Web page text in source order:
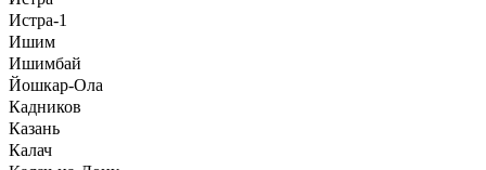
Истра-1
Ишим
Ишимбай
Йошкар-Ола
Кадников
Казань
Калач